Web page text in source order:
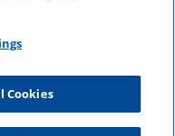
Cookies